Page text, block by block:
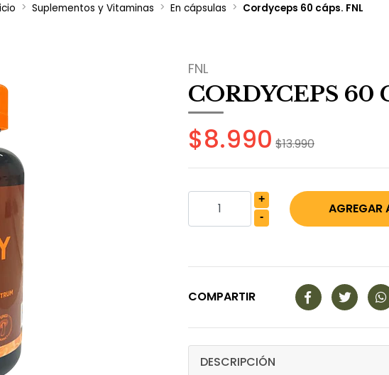
Suplementos y Vitaminas En cápsulas Cordyceps 60 cáps. FNL
FNL
CORDYCEPS 60
$8.990 $13.990
+
-
COMPARTIR
DESCRIPCIÓN